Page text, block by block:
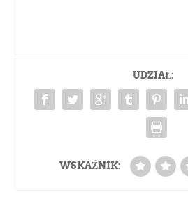
UDZIAŁ:
WSKAŹNIK: